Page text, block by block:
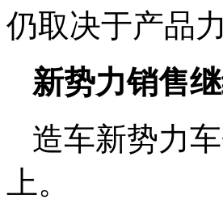
仍取决于产品
新势力销售
造车新势力
上。